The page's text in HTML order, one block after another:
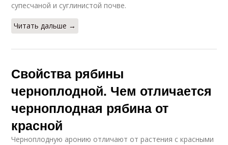
супесчаной и суглинистой почве.
Читать дальше →
Свойства рябины
черноплодной. Чем отличается
черноплодная рябина от
красной
Черноплодную аронию отличают от растения с красными